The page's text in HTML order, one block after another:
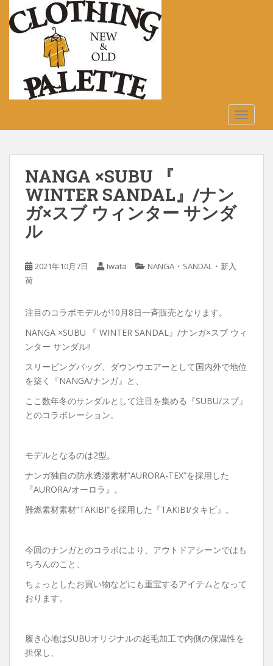
n
NANGA ×SUBU 『
WINTER SANDAL』/ナン
ガ×スブ ウィンター サンダ
ル
2021年10月7日 Iwata NANGA ・ SANDAL ・ 新入
荷
注目のコラボモデルが10月8日一斉販売となります。
NANGA ×SUBU 『 WINTER SANDAL』/ナンガ×スブ ウィ
ンター サンダル!!
スリーピングバッグ、ダウンウエアーとして国内外で地位
を築く『NANGA/ナンガ』と、
ここ数年冬のサンダルとして注目を集める『SUBU/スブ』
とのコラボレーション。
モデルとなるのは2型。
ナンガ独自の防水透湿素材”AURORA-TEX”を採用した
『AURORA/オーロラ』。
難燃素材素材”TAKIBI”を採用した『TAKIBI/タキビ』。
今回のナンガとのコラボにより、アウトドアシーンではも
ちろんのこと、
ちょっとしたお買い物などにも重宝するアイテムとなって
おります。
履き心地はSUBUオリジナルの起毛加工で内側の保温性を
担保し、